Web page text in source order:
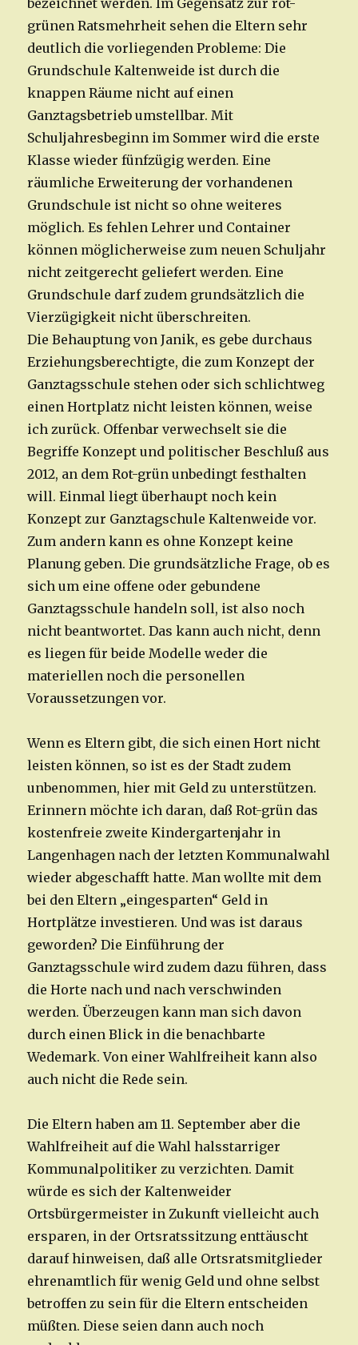
bezeichnet werden. Im Gegensatz zur rot-
grünen Ratsmehrheit sehen die Eltern sehr
deutlich die vorliegenden Probleme: Die
Grundschule Kaltenweide ist durch die
knappen Räume nicht auf einen
Ganztagsbetrieb umstellbar. Mit
Schuljahresbeginn im Sommer wird die erste
Klasse wieder fünfzügig werden. Eine
räumliche Erweiterung der vorhandenen
Grundschule ist nicht so ohne weiteres
möglich. Es fehlen Lehrer und Container
können möglicherweise zum neuen Schuljahr
nicht zeitgerecht geliefert werden. Eine
Grundschule darf zudem grundsätzlich die
Vierzügigkeit nicht überschreiten.
Die Behauptung von Janik, es gebe durchaus
Erziehungsberechtigte, die zum Konzept der
Ganztagsschule stehen oder sich schlichtweg
einen Hortplatz nicht leisten können, weise
ich zurück. Offenbar verwechselt sie die
Begriffe Konzept und politischer Beschluß aus
2012, an dem Rot-grün unbedingt festhalten
will. Einmal liegt überhaupt noch kein
Konzept zur Ganztagschule Kaltenweide vor.
Zum andern kann es ohne Konzept keine
Planung geben. Die grundsätzliche Frage, ob es
sich um eine offene oder gebundene
Ganztagsschule handeln soll, ist also noch
nicht beantwortet. Das kann auch nicht, denn
es liegen für beide Modelle weder die
materiellen noch die personellen
Voraussetzungen vor.
Wenn es Eltern gibt, die sich einen Hort nicht
leisten können, so ist es der Stadt zudem
unbenommen, hier mit Geld zu unterstützen.
Erinnern möchte ich daran, daß Rot-grün das
kostenfreie zweite Kindergartenjahr in
Langenhagen nach der letzten Kommunalwahl
wieder abgeschafft hatte. Man wollte mit dem
bei den Eltern „eingesparten“ Geld in
Hortplätze investieren. Und was ist daraus
geworden? Die Einführung der
Ganztagsschule wird zudem dazu führen, dass
die Horte nach und nach verschwinden
werden. Überzeugen kann man sich davon
durch einen Blick in die benachbarte
Wedemark. Von einer Wahlfreiheit kann also
auch nicht die Rede sein.
Die Eltern haben am 11. September aber die
Wahlfreiheit auf die Wahl halsstarriger
Kommunalpolitiker zu verzichten. Damit
würde es sich der Kaltenweider
Ortsbürgermeister in Zukunft vielleicht auch
ersparen, in der Ortsratssitzung enttäuscht
darauf hinweisen, daß alle Ortsratsmitglieder
ehrenamtlich für wenig Geld und ohne selbst
betroffen zu sein für die Eltern entscheiden
müßten. Diese seien dann auch noch